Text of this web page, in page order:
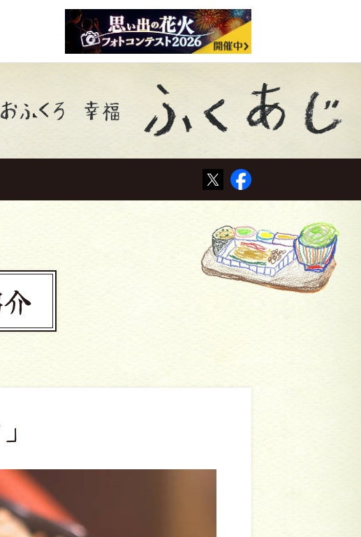
Tweet